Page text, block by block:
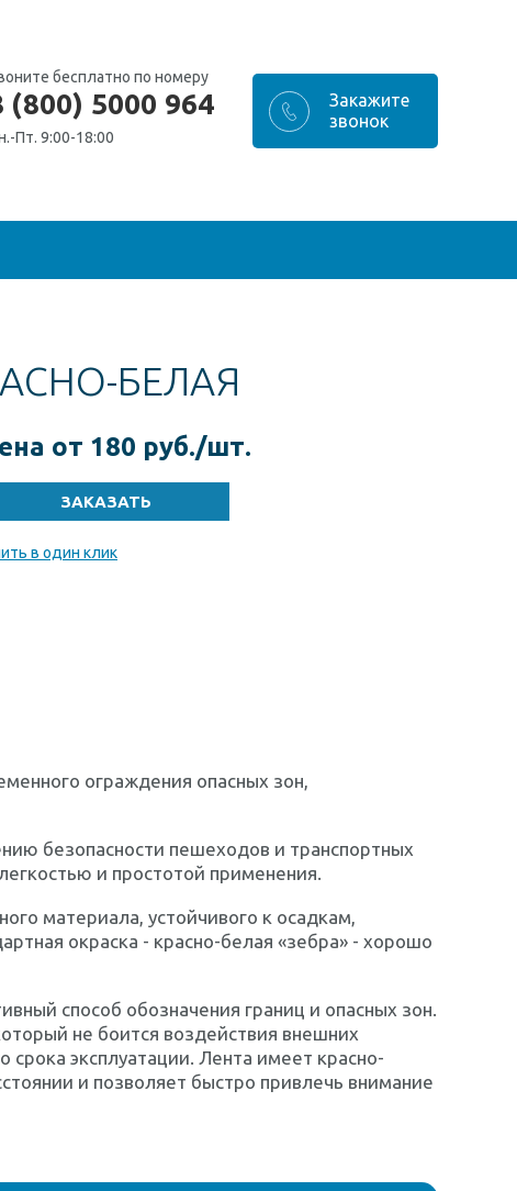
бесплатно по номеру
(800) 5000 964
Пт. 9:00-18:00
БЕЛАЯ
от 180 руб./шт.
в один клик
ограждения опасных зон,
безопасности пешеходов и транспортных
и простотой применения.
материала, устойчивого к осадкам,
окраска - красно-белая «зебра» - хорошо
способ обозначения границ и опасных зон.
не боится воздействия внешних
срока эксплуатации. Лента имеет красно-
и позволяет быстро привлечь внимание